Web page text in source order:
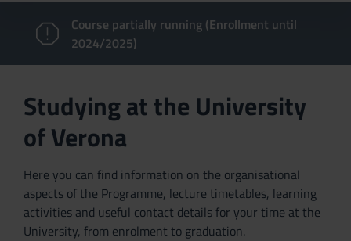
Course partially running (Enrollment until
2024/2025)
Studying at the University
of Verona
Here you can find information on the organisational
aspects of the Programme, lecture timetables, learning
activities and useful contact details for your time at the
University, from enrolment to graduation.